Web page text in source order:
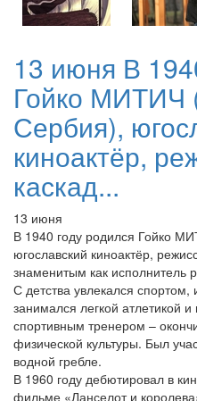
13 июня В
Гойко МИТИЧ
Сербия),
киноактёр,
каскад...
13 июня
В 1940 году родился Гойко
югославский киноактёр,
знаменитым как исполнитель
С детства увлекался спортом,
занимался легкой атлетикой
спортивным тренером –
физической культуры. Был
водной гребле.
В 1960 году дебютировал в
фильме «Ланселот и